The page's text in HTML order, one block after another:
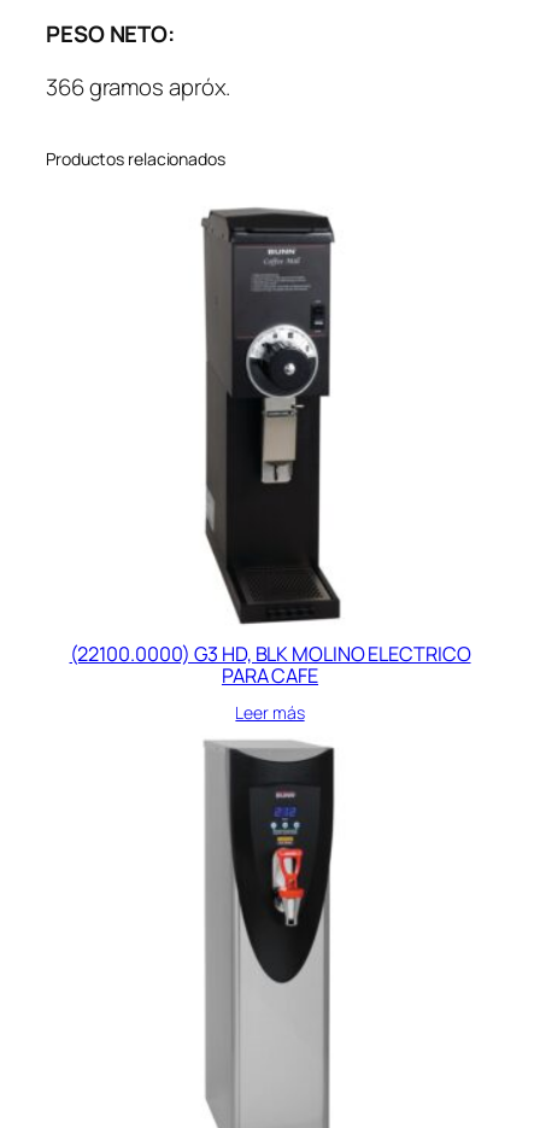
PESO NETO:
366 gramos apróx.
Productos relacionados
(22100.0000) G3 HD, BLK MOLINO ELECTRICO
PARA CAFE
Leer más